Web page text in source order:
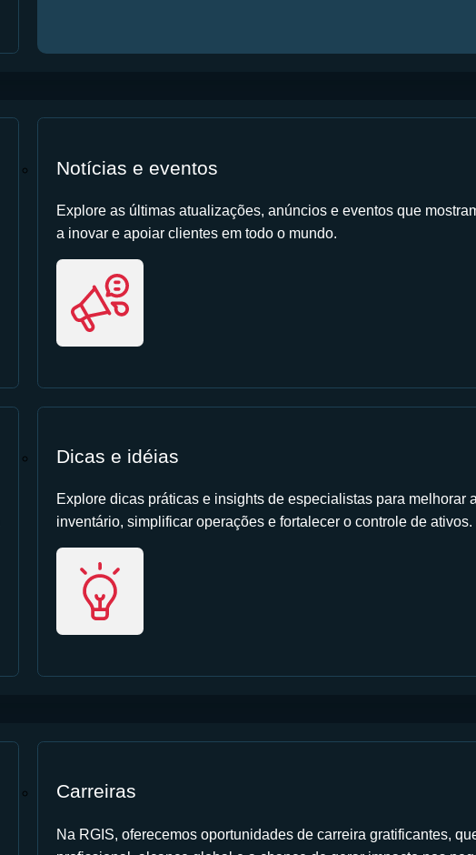
Notícias e eventos
Explore as últimas atualizações, anúncios e eventos que
a inovar e apoiar clientes em todo o mundo.
Dicas e idéias
Explore dicas práticas e insights de especialistas para melhorar
inventário, simplificar operações e fortalecer o controle de ativos.
Carreiras
Na RGIS, oferecemos oportunidades de carreira gratificantes,